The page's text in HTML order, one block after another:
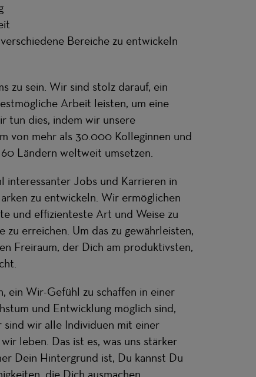
Bereiche zu entwickeln
zu sein. Wir sind stolz darauf, ein
Arbeit leisten, um eine
tun dies, indem wir unsere
von mehr als 30.000 Kolleginnen und
Ländern weltweit umsetzen.
interessanter Jobs und Karrieren in
zu entwickeln. Wir ermöglichen
und effizienteste Art und Weise zu
erreichen. Um das zu gewährleisten,
Freiraum, der Dich am produktivsten,
ein Wir-Gefühl zu schaffen in einer
und Entwicklung möglich sind,
wir alle Individuen mit einer
leben. Das ist es, was uns stärker
Dein Hintergrund ist, Du kannst Du
die Dich ausmachen,